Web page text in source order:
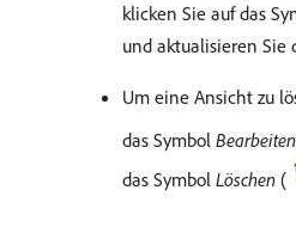
klicken Sie auf das
und aktualisieren Sie
Um eine Ansicht zu
das Symbol Bearbeiten
das Symbol Löschen (